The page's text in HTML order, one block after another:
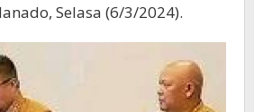
Selasa (6/3/2024).